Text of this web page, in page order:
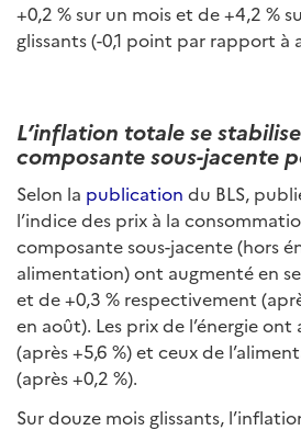
+0,2 % sur un mois et de +4,2 %
glissants (-0,1 point par rapport à
L’inflation totale se
composante sous-jacente
Selon la publication du BLS,
l’indice des prix à la
composante sous-jacente (hors
alimentation) ont augmenté en
et de +0,3 % respectivement
en août). Les prix de l’énergie ont
(après +5,6 %) et ceux de
(après +0,2 %).
Sur douze mois glissants,